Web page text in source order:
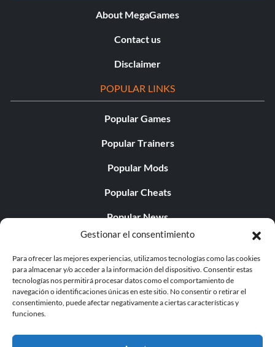
Gestionar el consentimiento
Para ofrecer las mejores experiencias, utilizamos tecnologías como las cookies
para almacenar y/o acceder a la información del dispositivo. Consentir estas
tecnologías nos permitirá procesar datos como el comportamiento de
navegación o identificaciones únicas en este sitio. No consentir o retirar el
consentimiento, puede afectar negativamente a ciertas características y
funciones.
About MegaGames
Contact us
Disclaimer
POPULAR LINKS
Popular Games
Popular Trainers
Popular Mods
Popular Cheats
Popular News
Popular Editorials
Popular Free Games
LATEST UPDATES